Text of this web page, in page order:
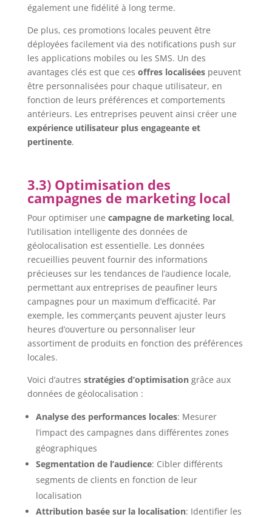
également une fidélité à long terme.
De plus, ces promotions locales peuvent être
déployées facilement via des notifications push sur
les applications mobiles ou les SMS. Un des
avantages clés est que ces offres localiséespeuvent
être personnalisées pour chaque utilisateur, en
fonction de leurs préférences et comportements
antérieurs. Les entreprises peuvent ainsi créer une
expérience utilisateur plus engageante et
pertinente.
3.3) Optimisation des
campagnes de marketing local
Pour optimiser une campagne de marketing local,
l’utilisation intelligente des données de
géolocalisation est essentielle. Les données
recueillies peuvent fournir des informations
précieuses sur les tendances de l’audience locale,
permettant aux entreprises de peaufiner leurs
campagnes pour un maximum d’efficacité. Par
exemple, les commerçants peuvent ajuster leurs
heures d’ouverture ou personnaliser leur
assortiment de produits en fonction des préférences
locales.
Voici d’autres stratégies d’optimisationgrâce aux
données de géolocalisation :
Analyse des performances locales: Mesurer
l’impact des campagnes dans différentes zones
géographiques
Segmentation de l’audience: Cibler différents
segments de clients en fonction de leur
localisation
Attribution basée sur la localisation: Identifier les